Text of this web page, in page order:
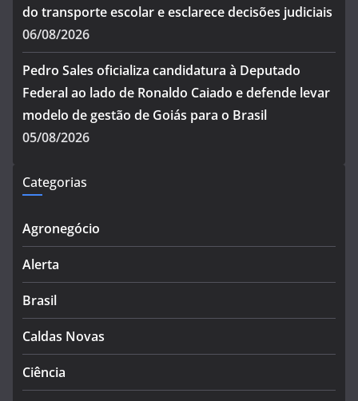
do transporte escolar e esclarece decisões judiciais
06/08/2026
Pedro Sales oficializa candidatura à Deputado
Federal ao lado de Ronaldo Caiado e defende levar
modelo de gestão de Goiás para o Brasil
05/08/2026
Categorias
Agronegócio
Alerta
Brasil
Caldas Novas
Ciência